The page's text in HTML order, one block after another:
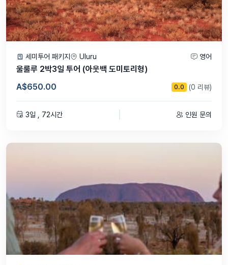
세미투어 패키지 Uluru 영어
울룰루 2박3일 투어 (아웃백 도미토리형)
A$650.00
0.0 (0 리뷰)
3일 , 72시간 인원 문의